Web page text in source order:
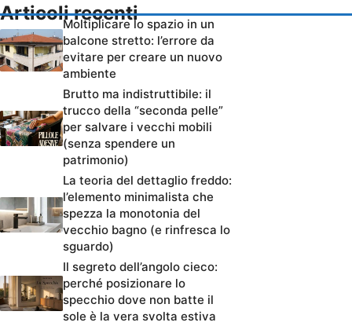
Articoli recenti
Moltiplicare lo spazio in un
balcone stretto: l’errore da
evitare per creare un nuovo
ambiente
Brutto ma indistruttibile: il
trucco della “seconda pelle”
per salvare i vecchi mobili
(senza spendere un
patrimonio)
La teoria del dettaglio freddo:
l’elemento minimalista che
spezza la monotonia del
vecchio bagno (e rinfresca lo
sguardo)
Il segreto dell’angolo cieco:
perché posizionare lo
specchio dove non batte il
sole è la vera svolta estiva